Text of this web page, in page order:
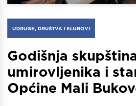
UDRUGE, DRUŠTVA I KLUBOVI
Godišnja
umirovljenika i
Općine Mali